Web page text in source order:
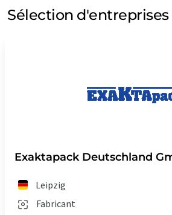
Sélection
Exaktapack Deutschland
Leipzig
Fabricant